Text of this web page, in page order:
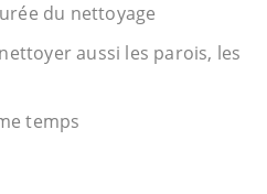
du nettoyage
aussi les parois, les
temps